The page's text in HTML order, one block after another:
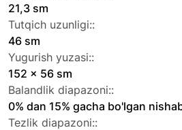
21,3 sm
Tutqich uzunligi::
46 sm
Yugurish yuzasi::
152 x 56 sm
Balandlik diapazoni::
0% dan 15% gacha bo'lgan
Tezlik diapazoni::